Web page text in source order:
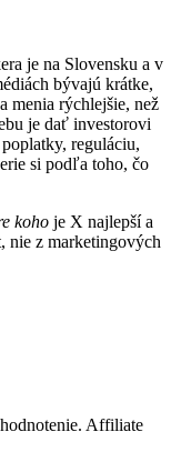
je na Slovensku a v
bývajú krátke,
menia rýchlejšie, než
je dať investorovi
reguláciu,
si podľa toho, čo
koho je X najlepší a
nie z marketingových
Affiliate